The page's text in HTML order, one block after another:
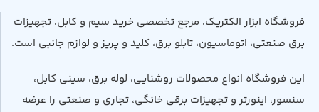
فروشگاه ابزار الکتریک، مرجع تخصصی خرید سیم و کابل، تجهیزات
برق صنعتی، اتوماسیون، تابلو برق، کلید و پریز و لوازم جانبی است.
این فروشگاه انواع محصولات روشنایی، لوله برق، سینی کابل،
سنسور، اینورتر و تجهیزات برقی خانگی، تجاری و صنعتی را عرضه